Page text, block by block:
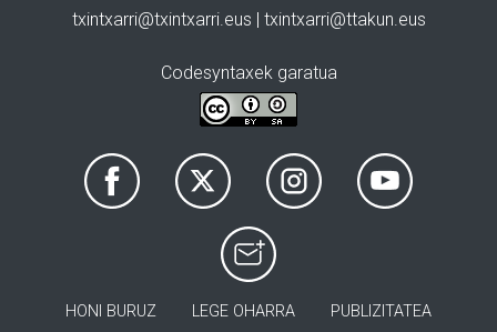
txintxarri@txintxarri.eus | txintxarri@ttakun.eus
Codesyntaxek garatua
HONI BURUZ LEGE OHARRA PUBLIZITATEA